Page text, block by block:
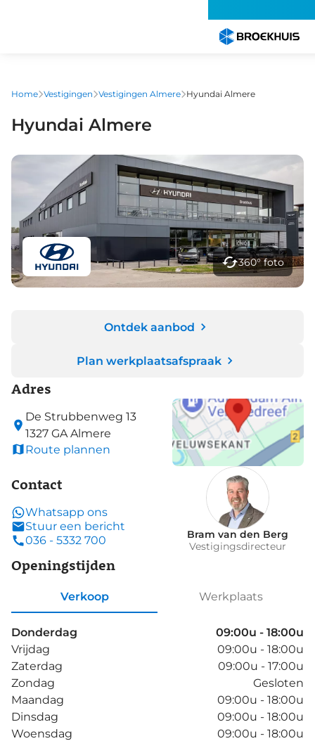
gaan
Home Vestigingen Vestigingen Almere Hyundai Almere
Hyundai Almere
360° foto
Adres
De Strubbenweg 13
1327 GA Almere
Route plannen
Contact
Whatsapp ons
Stuur een bericht
036 - 5332 700
Bram van den Berg
Vestigingsdirecteur
Ontdek aanbod
Plan werkplaatsafspraak
Openingstijden
Verkoop Werkplaats
Donderdag
09:00u - 18:00u
Vrijdag
09:00u - 18:00u
Zaterdag
09:00u - 17:00u
Zondag
Gesloten
Maandag
09:00u - 18:00u
Dinsdag
09:00u - 18:00u
Woensdag
09:00u - 18:00u